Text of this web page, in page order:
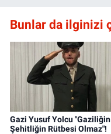
Bunlar da ilginizi
Gazi Yusuf Yolcu
Şehitliğin Rütbesi Olmaz"!